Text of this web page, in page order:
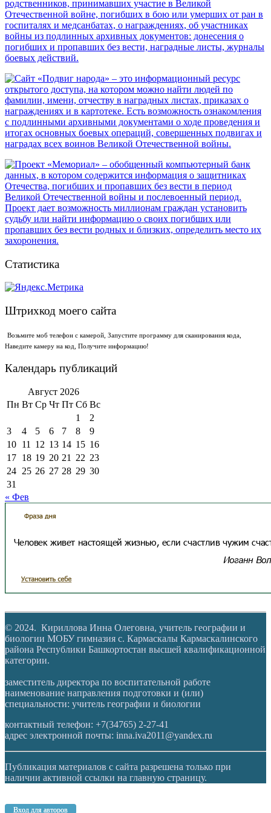
Статистика
Штрихкод моего сайта
Возьмите моб телефон с камерой, Запустите программу для сканирования кода,
Наведите камеру на код, Получите информацию!
Календарь публикаций
Август 2026
Пн Вт Ср Чт Пт Сб Вс
1
2
3
4 5 6 7 8
9
10 11 12 13 14 15 16
17 18 19 20 21 22 23
24 25 26 27 28 29 30
31
« Фев
© 2024. Кириллова Инна Олеговна, учитель географии и
биологии МОБУ гимназия с. Кармаскалы Кармаскалинского
района Республики Башкортостан высшей квалификационной
категории.
заместитель директора по воспитательной работе
наименование направления подготовки и (или)
специальности: учитель географии и биологии
контактный телефон: +7(34765) 2-27-41
адрес электронной почты: inna.iva2011@yandex.ru
Публикация материалов с сайта разрешена только при
наличии активной ссылки на главную страницу.
Вход для авторов